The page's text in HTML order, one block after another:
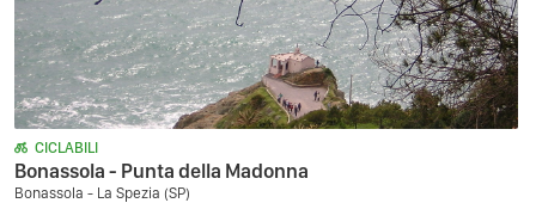
CICLABILI
Bonassola - Punta della Madonna
Bonassola - La Spezia (SP)